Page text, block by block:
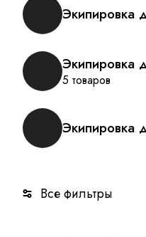
Экипировка
Экипировка
5 товаров
Экипировка
Все фильтры